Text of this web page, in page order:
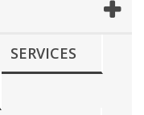
SERVICES